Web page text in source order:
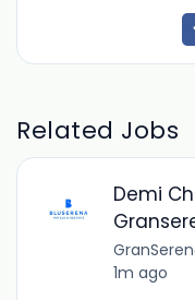
Related Jobs
Demi
1m ago